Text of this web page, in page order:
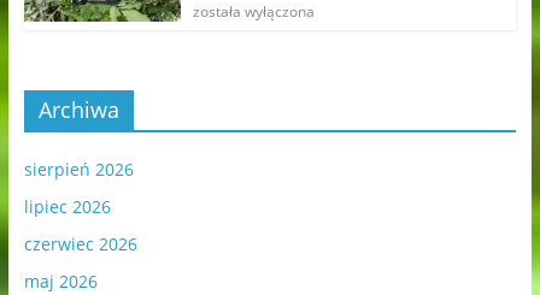
została wyłączona
Archiwa
sierpień 2026
lipiec 2026
czerwiec 2026
maj 2026